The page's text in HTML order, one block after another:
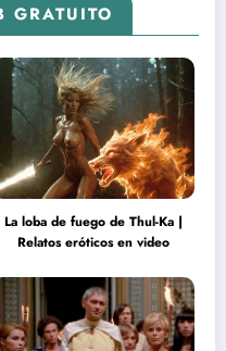
GRATUITO
La loba de fuego de Thul-Ka |
Relatos eróticos en video